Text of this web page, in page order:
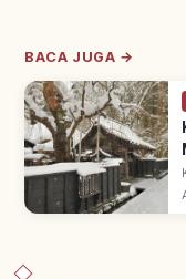
BACA JUGA →